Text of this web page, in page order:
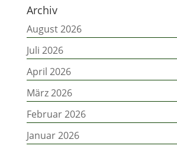
Archiv
August 2026
Juli 2026
April 2026
März 2026
Februar 2026
Januar 2026